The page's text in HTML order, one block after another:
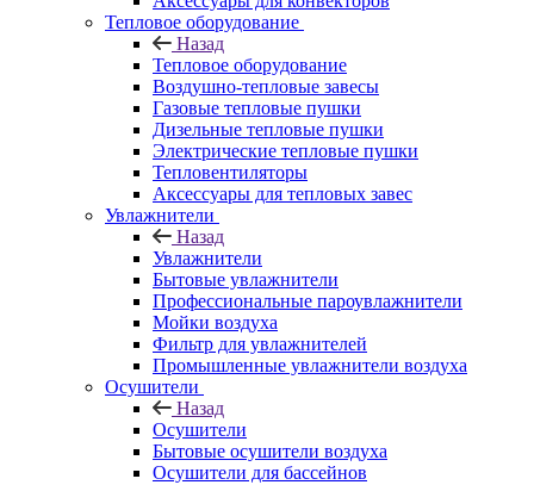
Тепловое оборудование
Назад
Тепловое оборудование
Воздушно-тепловые завесы
Газовые тепловые пушки
Дизельные тепловые пушки
Электрические тепловые пушки
Тепловентиляторы
Аксессуары для тепловых завес
Увлажнители
Назад
Увлажнители
Бытовые увлажнители
Профессиональные пароувлажнители
Мойки воздуха
Фильтр для увлажнителей
Промышленные увлажнители воздуха
Осушители
Назад
Осушители
Бытовые осушители воздуха
Осушители для бассейнов